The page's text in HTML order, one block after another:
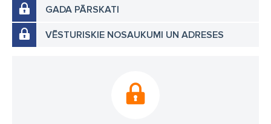
GADA PĀRSKATI
VĒSTURISKIE NOSAUKUMI UN ADRESES